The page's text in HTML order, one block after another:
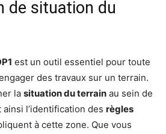
de situation du
est un outil essentiel pour toute
des travaux sur un terrain.
la situation du terrain au sein de
l’identification des règles
à cette zone. Que vous